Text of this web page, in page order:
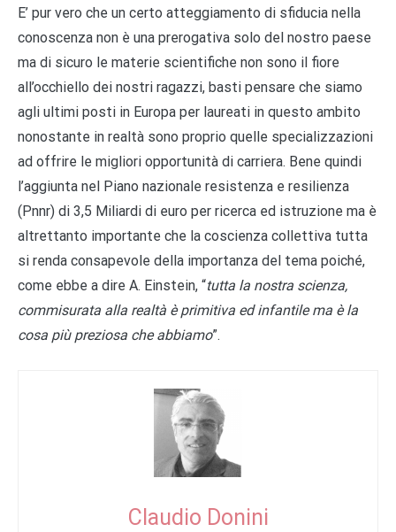
E’ pur vero che un certo atteggiamento di sfiducia nella
conoscenza non è una prerogativa solo del nostro paese
ma di sicuro le materie scientifiche non sono il fiore
all’occhiello dei nostri ragazzi, basti pensare che siamo
agli ultimi posti in Europa per laureati in questo ambito
nonostante in realtà sono proprio quelle specializzazioni
ad offrire le migliori opportunità di carriera. Bene quindi
l’aggiunta nel Piano nazionale resistenza e resilienza
(Pnnr) di 3,5 Miliardi di euro per ricerca ed istruzione ma è
altrettanto importante che la coscienza collettiva tutta
si renda consapevole della importanza del tema poiché,
come ebbe a dire A. Einstein, “tutta la nostra scienza,
commisurata alla realtà è primitiva ed infantile ma è la
cosa più preziosa che abbiamo”.
Claudio Donini